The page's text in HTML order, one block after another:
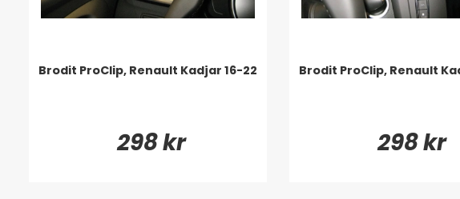
Brodit ProClip, Renault Kadjar 16-22
298 kr
Brodit ProClip, Renault
298 kr